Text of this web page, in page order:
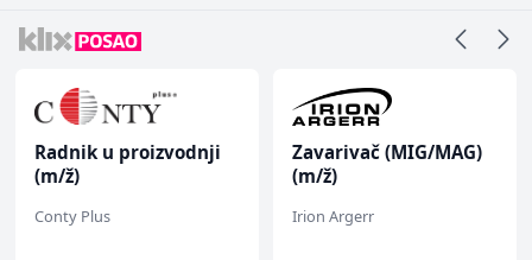
Radnik u proizvodnji
(m/ž)
Conty Plus
Zavarivač (MIG/MAG)
(m/ž)
Irion Argerr